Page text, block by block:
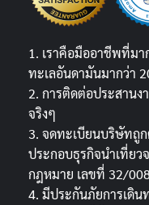
1. เราคือมืออาชีพที่มา
ทะเลอันดามันมากว่า
2. การติดต่อประสานง
จริงๆ
3. จดทะเบียนบริษัทถู
ประกอบธุรกิจนำเที่ยว
กฎหมาย เลขที่ 32/
4. มีประกันภัยการเดิน